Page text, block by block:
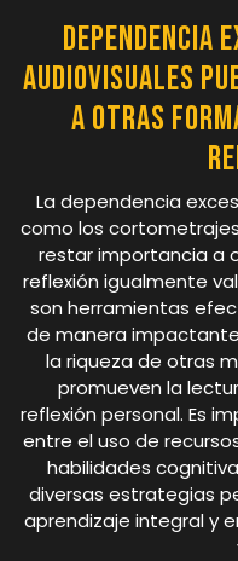
Dependencia
audiovisuales
a otras
La dependencia
como los
restar importancia a
reflexión igualmente
son herramientas
de manera
la riqueza de otras
promueven la
reflexión personal. Es
entre el uso de
habilidades
diversas estrategias
aprendizaje integral y